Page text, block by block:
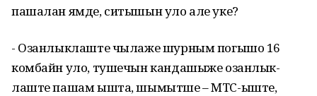
пашалан ямде, ситышын уло але уке?
- Озанлыклаште чылаже шурным погышо 16
комбайн уло, тушечын кандашыже озанлык-
лаште пашам ышта, шымытше – МТС-ыште,